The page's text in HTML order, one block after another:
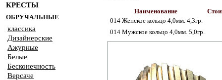
КРЕСТЫ
ОБРУЧАЛЬНЫЕ
классика
Дизайнерские
Ажурные
Белые
Бесконечность
Версаче
Наименование
014 Женское кольцо 4,0мм. 4,3гр.
014 Мужское кольцо 4,0мм. 5,0гр.